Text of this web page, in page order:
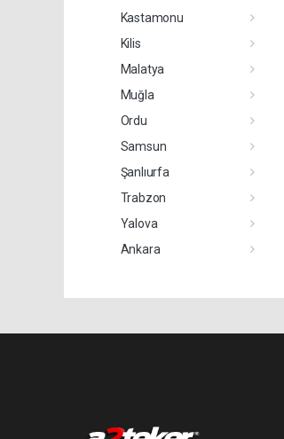
Kastamonu
Kilis
Malatya
Muğla
Ordu
Samsun
Şanlıurfa
Trabzon
Yalova
Ankara